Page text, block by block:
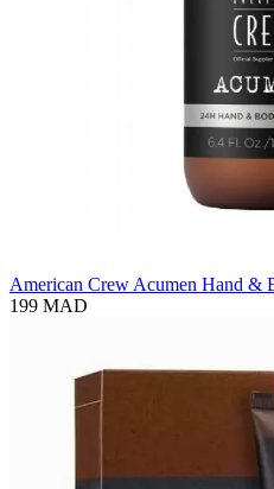
American Crew Acumen Hand &
199 MAD